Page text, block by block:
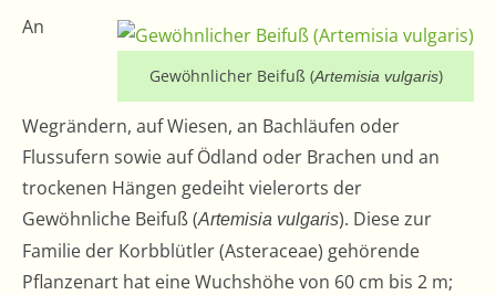
Gewöhnlicher Beifuß (Artemisia vulgaris)
An
Wegrändern, auf Wiesen, an Bachläufen oder
Flussufern sowie auf Ödland oder Brachen und an
trockenen Hängen gedeiht vielerorts der
Gewöhnliche Beifuß (Artemisia vulgaris). Diese zur
Familie der Korbblütler (Asteraceae) gehörende
Pflanzenart hat eine Wuchshöhe von 60 cm bis 2 m;